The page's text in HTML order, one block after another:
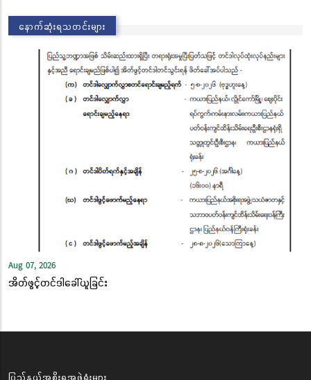
နောက်ဆုံးရသတင်းများ
Aug 07, 2026
အိတ်ဖွင့်တင်ဒါခေါ်ယူခြင်း
ပြည်နယ်အစိုးရအဖွဲ့ရုံးများ